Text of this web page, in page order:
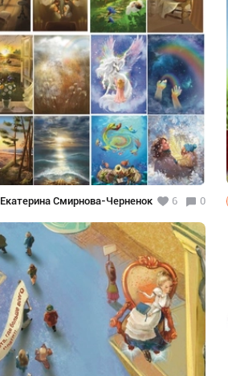
Екатерина Смирнова-Черненок 6 0